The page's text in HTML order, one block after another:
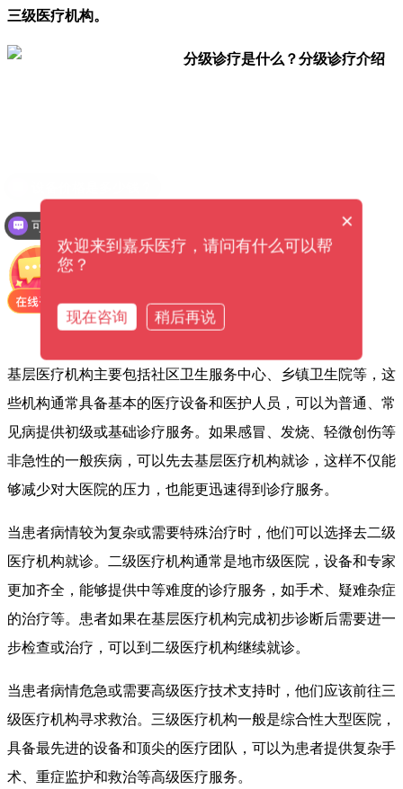
三级医疗机构。
基层医疗机构主要包括社区卫生服务中心、乡镇卫生院等，这
些机构通常具备基本的医疗设备和医护人员，可以为普通、常
见病提供初级或基础诊疗服务。如果感冒、发烧、轻微创伤等
非急性的一般疾病，可以先去基层医疗机构就诊，这样不仅能
够减少对大医院的压力，也能更迅速得到诊疗服务。
当患者病情较为复杂或需要特殊治疗时，他们可以选择去二级
医疗机构就诊。二级医疗机构通常是地市级医院，设备和专家
更加齐全，能够提供中等难度的诊疗服务，如手术、疑难杂症
的治疗等。患者如果在基层医疗机构完成初步诊断后需要进一
步检查或治疗，可以到二级医疗机构继续就诊。
当患者病情危急或需要高级医疗技术支持时，他们应该前往三
级医疗机构寻求救治。三级医疗机构一般是综合性大型医院，
具备最先进的设备和顶尖的医疗团队，可以为患者提供复杂手
术、重症监护和救治等高级医疗服务。
×
欢迎来到嘉乐医疗，请问有什么可以帮
您？
现在咨询 稍后再说